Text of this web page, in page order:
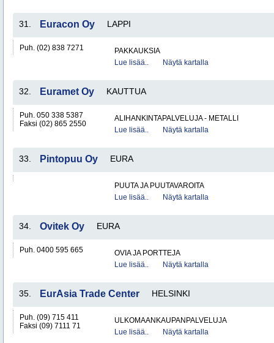
31. Euracon Oy LAPPI
Puh. (02) 838 7271
PAKKAUKSIA
Lue lisää..
Näytä kartalla
32. Euramet Oy KAUTTUA
Puh. 050 338 5387
Faksi (02) 865 2550
ALIHANKINTAPALVELUJA - METALLI
Lue lisää..
Näytä kartalla
33. Pintopuu Oy EURA
PUUTA JA PUUTAVAROITA
Lue lisää..
Näytä kartalla
34. Ovitek Oy EURA
Puh. 0400 595 665
OVIA JA PORTTEJA
Lue lisää..
Näytä kartalla
35. EurAsia Trade Center HELSINKI
Puh. (09) 715 411
Faksi (09) 7111 71
ULKOMAANKAUPANPALVELUJA
Lue lisää..
Näytä kartalla